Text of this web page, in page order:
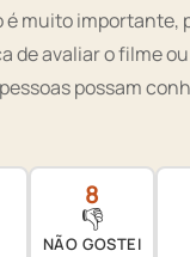
é muito importante,
de avaliar o filme
possam
8
👎
NÃO GOSTEI